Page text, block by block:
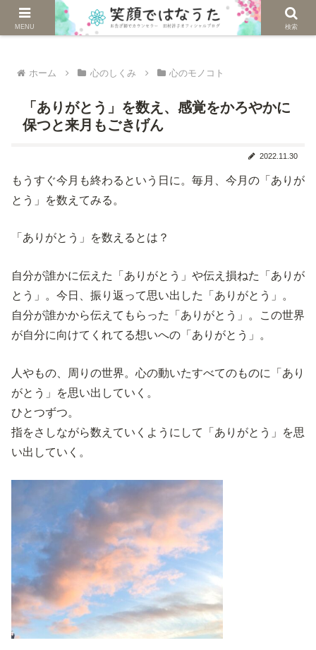
じぶんを生きる。自然に生きる。
ホーム 心のしくみ 心のモノコト
「ありがとう」を数え、感覚をかろやかに
保つと来月もごきげん
2022.11.30
もうすぐ今月も終わるという日に。毎月、今月の「ありが
とう」を数えてみる。
「ありがとう」を数えるとは？
自分が誰かに伝えた「ありがとう」や伝え損ねた「ありが
とう」。今日、振り返って思い出した「ありがとう」。
自分が誰かから伝えてもらった「ありがとう」。この世界
が自分に向けてくれてる想いへの「ありがとう」。
人やもの、周りの世界。心の動いたすべてのものに「あり
がとう」を思い出していく。
ひとつずつ。
指をさしながら数えていくようにして「ありがとう」を思
い出していく。
MENU 検索